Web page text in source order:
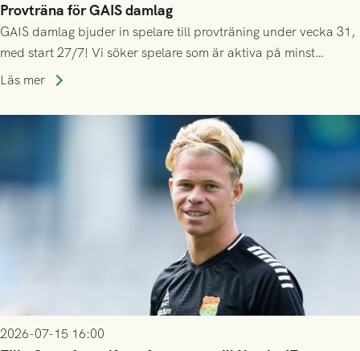
Provträna för GAIS damlag
GAIS damlag bjuder in spelare till provträning under vecka 31,
med start 27/7! Vi söker spelare som är aktiva på minst
division 3-nivå.
Läs mer
2026-07-15 16:00